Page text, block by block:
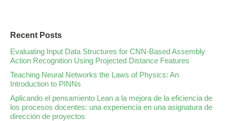
Recent Posts
Evaluating Input Data Structures for CNN-Based Assembly
Action Recognition Using Projected Distance Features
Teaching Neural Networks the Laws of Physics: An
Introduction to PINNs
Aplicando el pensamiento Lean a la mejora de la eficiencia de
los procesos docentes: una experiencia en una asignatura de
dirección de proyectos